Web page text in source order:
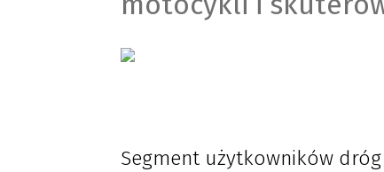
Segment użytkowników